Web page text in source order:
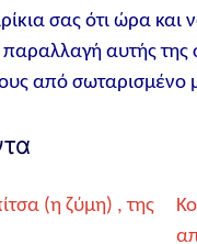
σας ότι ώρα
αυτής της
από σωταρισμένο
(η ζύμη) , της